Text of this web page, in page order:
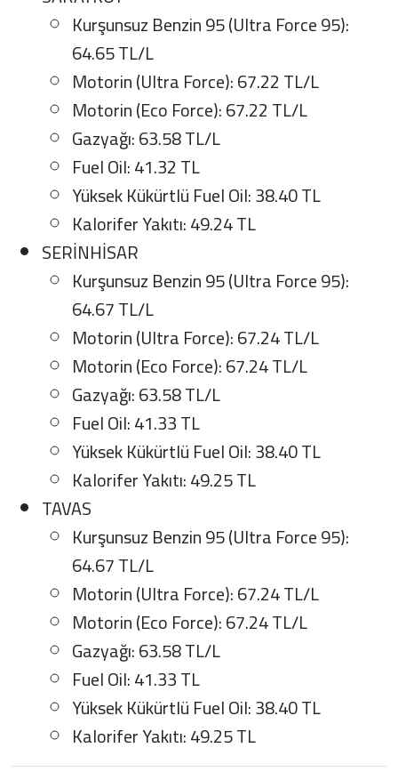
Kurşunsuz Benzin 95 (Ultra Force 95):
64.65 TL/L
Motorin (Ultra Force): 67.22 TL/L
Motorin (Eco Force): 67.22 TL/L
Gazyağı: 63.58 TL/L
Fuel Oil: 41.32 TL
Yüksek Kükürtlü Fuel Oil: 38.40 TL
Kalorifer Yakıtı: 49.24 TL
SERİNHİSAR
Kurşunsuz Benzin 95 (Ultra Force 95):
64.67 TL/L
Motorin (Ultra Force): 67.24 TL/L
Motorin (Eco Force): 67.24 TL/L
Gazyağı: 63.58 TL/L
Fuel Oil: 41.33 TL
Yüksek Kükürtlü Fuel Oil: 38.40 TL
Kalorifer Yakıtı: 49.25 TL
TAVAS
Kurşunsuz Benzin 95 (Ultra Force 95):
64.67 TL/L
Motorin (Ultra Force): 67.24 TL/L
Motorin (Eco Force): 67.24 TL/L
Gazyağı: 63.58 TL/L
Fuel Oil: 41.33 TL
Yüksek Kükürtlü Fuel Oil: 38.40 TL
Kalorifer Yakıtı: 49.25 TL